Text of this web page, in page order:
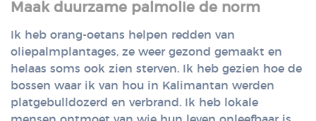
Maak duurzame palmolie de norm
Ik heb orang-oetans helpen redden van
oliepalmplantages, ze weer gezond gemaakt en
helaas soms ook zien sterven. Ik heb gezien hoe de
bossen waar ik van hou in Kalimantan werden
platgebulldozerd en verbrand. Ik heb lokale